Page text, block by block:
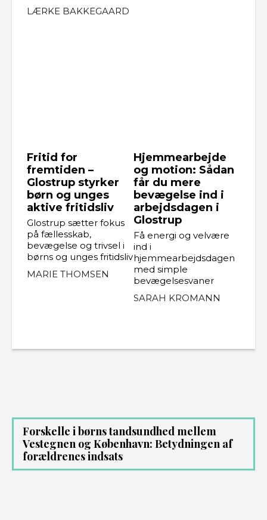
LÆRKE BAKKEGAARD
Fritid for
fremtiden –
Glostrup styrker
børn og unges
aktive fritidsliv
Glostrup sætter fokus
på fællesskab,
bevægelse og trivsel i
børns og unges fritidsliv
MARIE THOMSEN
Hjemmearbejde
og motion: Sådan
får du mere
bevægelse ind i
arbejdsdagen i
Glostrup
Få energi og velvære
ind i
hjemmearbejdsdagen
med simple
bevægelsesvaner
SARAH KROMANN
Forskelle i børns tandsundhed mellem
Vestegnen og København: Betydningen af
forældrenes indsats